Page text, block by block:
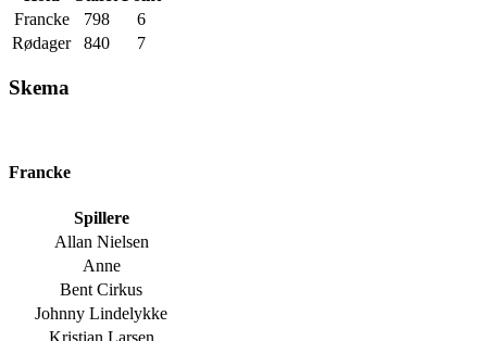
Francke
798
6
Rødager
840 7
Skema
Francke
Spillere
Allan Nielsen
Anne
Bent Cirkus
Johnny Lindelykke